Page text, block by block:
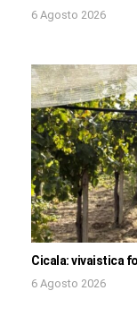
6 Agosto 2026
Cicala: vivaistica
6 Agosto 2026